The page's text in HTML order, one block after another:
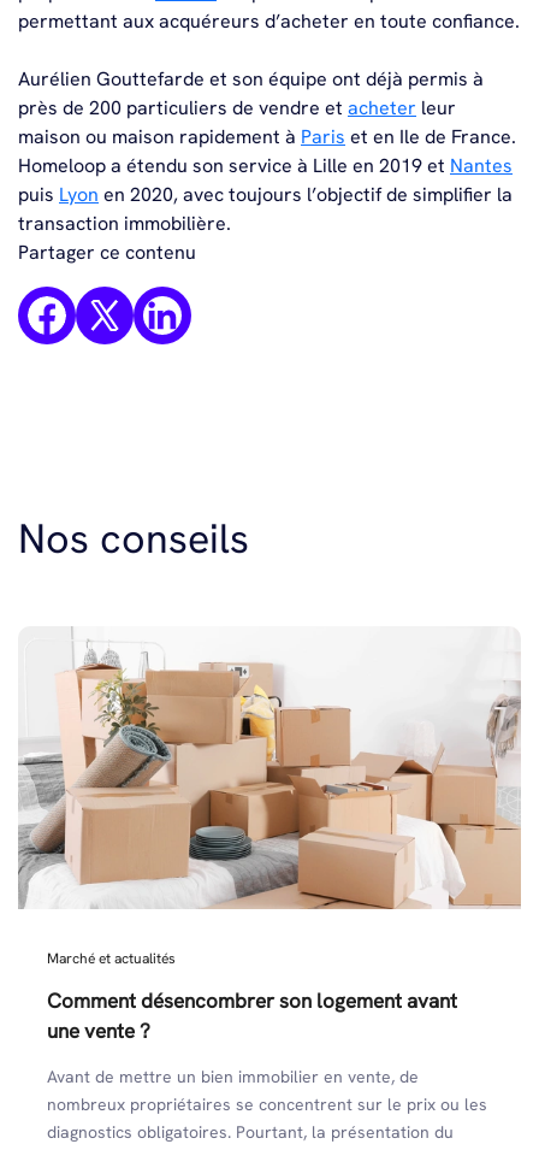
permettant aux acquéreurs d’acheter en toute confiance.
Aurélien Gouttefarde et son équipe ont déjà permis à
près de 200 particuliers de vendre et acheter leur
maison ou maison rapidement à Paris et en Ile de France.
Homeloop a étendu son service à Lille en 2019 et Nantes
puis Lyon en 2020, avec toujours l’objectif de simplifier la
transaction immobilière.
Partager ce contenu
Nos conseils
Marché et actualités
Comment désencombrer son logement avant
une vente ?
Avant de mettre un bien immobilier en vente, de
nombreux propriétaires se concentrent sur le prix ou les
diagnostics obligatoires. Pourtant, la présentation du